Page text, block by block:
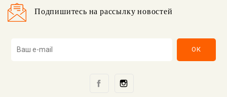
Подпишитесь на рассылку новостей
Facebook